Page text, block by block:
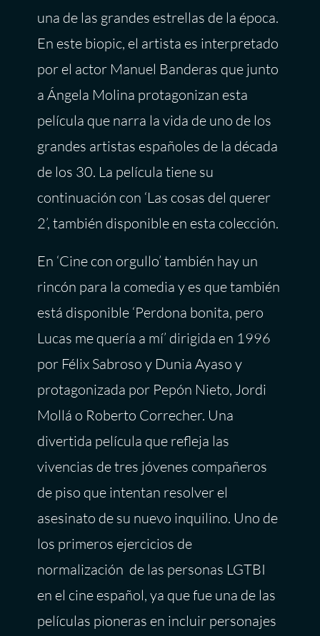
una de las grandes estrellas de la época.
En este biopic, el artista es interpretado
por el actor Manuel Banderas que junto
a Ángela Molina protagonizan esta
película que narra la vida de uno de los
grandes artistas españoles de la década
de los 30. La película tiene su
continuación con ‘Las cosas del querer
2’, también disponible en esta colección.
En ‘Cine con orgullo’ también hay un
rincón para la comedia y es que también
está disponible ‘Perdona bonita, pero
Lucas me quería a mí’ dirigida en 1996
por Félix Sabroso y Dunia Ayaso y
protagonizada por Pepón Nieto, Jordi
Mollá o Roberto Correcher. Una
divertida película que refleja las
vivencias de tres jóvenes compañeros
de piso que intentan resolver el
asesinato de su nuevo inquilino. Uno de
los primeros ejercicios de
normalización de las personas LGTBI
en el cine español, ya que fue una de las
películas pioneras en incluir personajes